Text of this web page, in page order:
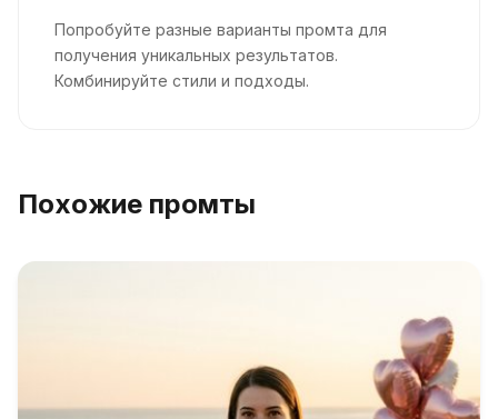
Попробуйте разные варианты промта для
получения уникальных результатов.
Комбинируйте стили и подходы.
Похожие промты